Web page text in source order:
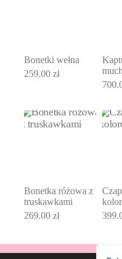
Bonetki wełna
259.00 zł
Bonetka różowa z
truskawkami
269.00 zł